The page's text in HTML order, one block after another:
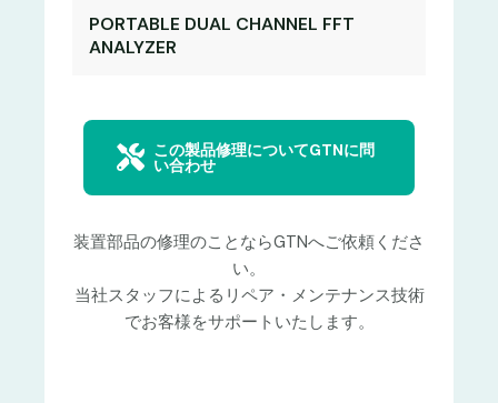
PORTABLE DUAL CHANNEL FFT
ANALYZER
この製品修理についてGTNに問
い合わせ
装置部品の修理のことならGTNへご依頼くださ
い。
当社スタッフによるリペア・メンテナンス技術
でお客様をサポートいたします。